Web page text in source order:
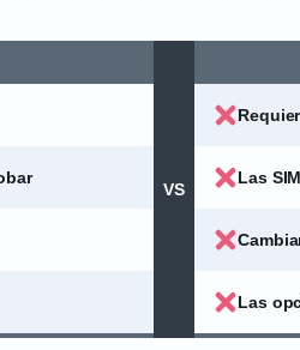
VS
Las
Las